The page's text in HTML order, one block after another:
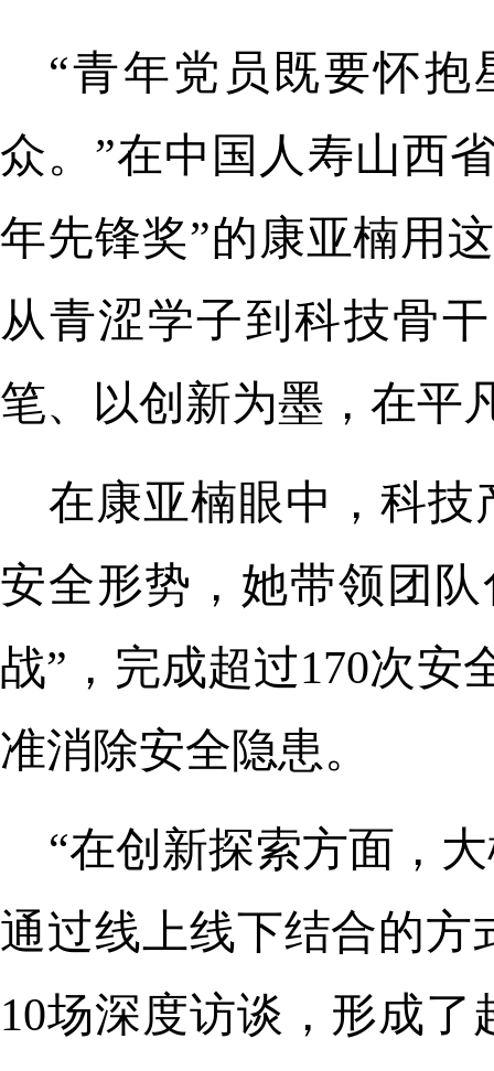
“青年党员既要怀
众。”在中国人寿山西
年先锋奖”的康亚楠用
从青涩学子到科技骨
笔、以创新为墨，在平
在康亚楠眼中，科技
安全形势，她带领团
战”，完成超过170次安
准消除安全隐患。
“在创新探索方面，
通过线上线下结合的方
10场深度访谈，形成